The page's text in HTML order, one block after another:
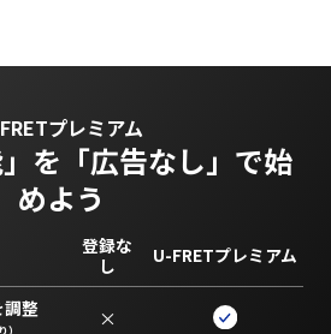
プレミアム
を 「広告なし」で始
めよう
登録な
し
U-FRETプレミアム
整 ×